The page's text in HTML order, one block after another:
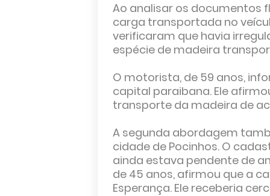
Ao analisar os documentos
carga transportada no
verificaram que havia
espécie de madeira
O motorista, de 59 anos,
capital paraibana. Ele
transporte da madeira de
A segunda abordagem
cidade de Pocinhos. O
ainda estava pendente de
de 45 anos, afirmou que a
Esperança. Ele receberia